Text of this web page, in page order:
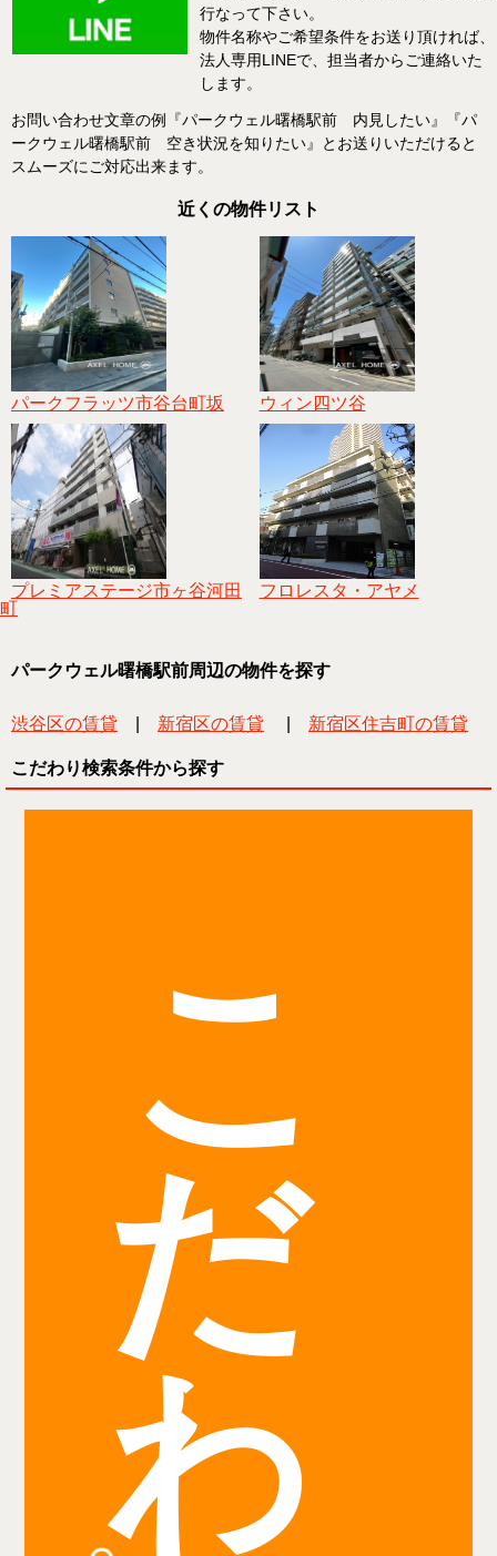
行なって下さい。
物件名称やご希望条件をお送り頂ければ、
法人専用LINEで、担当者からご連絡いた
します。
お問い合わせ文章の例『パークウェル曙橋駅前 内見したい』『パ
ークウェル曙橋駅前 空き状況を知りたい』とお送りいただけると
スムーズにご対応出来ます。
近くの物件リスト
パークフラッツ市谷台町坂 ウィン四ツ谷
プレミアステージ市ヶ谷河田
町
フロレスタ・アヤメ
パークウェル曙橋駅前周辺の物件を探す
渋谷区の賃貸 新宿区の賃貸 新宿区住吉町の賃貸
こだわり検索条件から探す
こ
だ
わ